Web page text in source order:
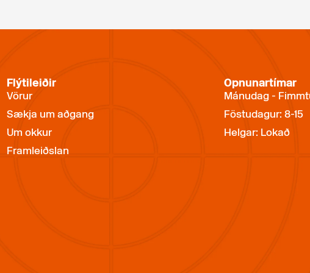
Flýtileiðir
Vörur
Sækja um aðgang
Um okkur
Framleiðslan
Opnunartímar
Mánudag -
Föstudagur: 8-15
Helgar: Lokað